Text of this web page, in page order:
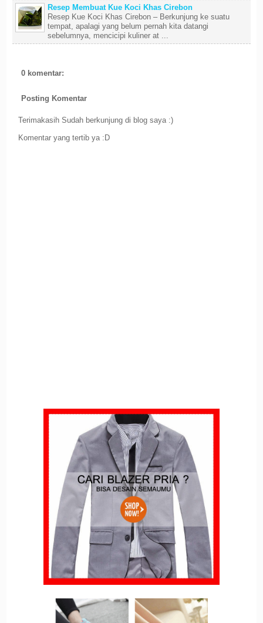
Resep Membuat Kue Koci Khas Cirebon
Resep Kue Koci Khas Cirebon – Berkunjung ke suatu
tempat, apalagi yang belum pernah kita datangi
sebelumnya, mencicipi kuliner at ...
0 komentar:
Posting Komentar
Terimakasih Sudah berkunjung di blog saya :)
Komentar yang tertib ya :D